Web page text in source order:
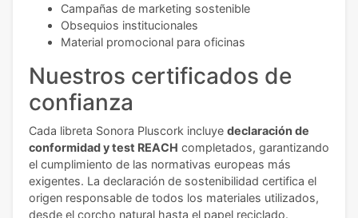
Campañas de marketing sostenible
Obsequios institucionales
Material promocional para oficinas
Nuestros certificados de
confianza
Cada libreta Sonora Pluscork incluye declaración de
conformidad y test REACH completados, garantizando
el cumplimiento de las normativas europeas más
exigentes. La declaración de sostenibilidad certifica el
origen responsable de todos los materiales utilizados,
desde el corcho natural hasta el papel reciclado.